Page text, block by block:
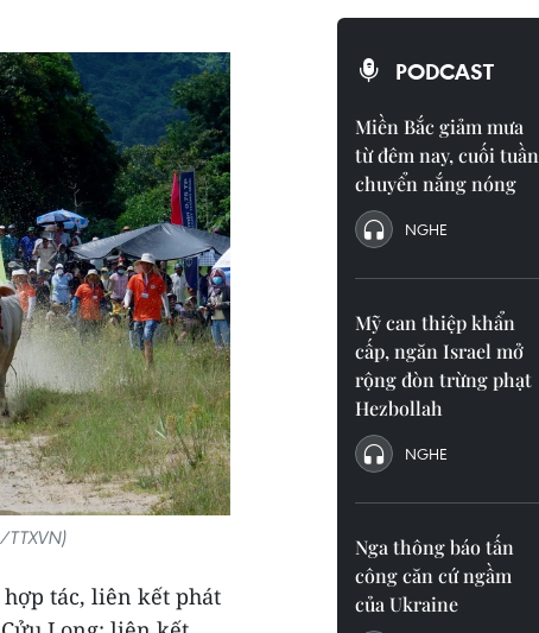
tác, liên kết phát
PODCAST
Miền Bắc giảm mưa
từ đêm nay, cuối tuần
chuyển nắng nóng
NGHE
Mỹ can thiệp khẩn
cấp, ngăn Israel mở
rộng đòn trừng phạt
Hezbollah
NGHE
Nga thông báo tấn
công căn cứ ngầm
của Ukraine